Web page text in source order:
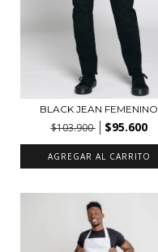
BLACK JEAN FEMENINO
$103.900 $95.600
AGREGAR AL CARRITO